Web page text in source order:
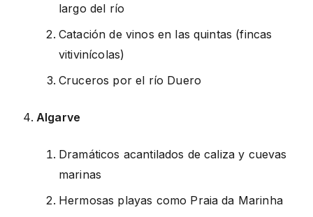
largo del río
Catación de vinos en las quintas (fincas
vitivinícolas)
Cruceros por el río Duero
Algarve
Dramáticos acantilados de caliza y cuevas
marinas
Hermosas playas como Praia da Marinha